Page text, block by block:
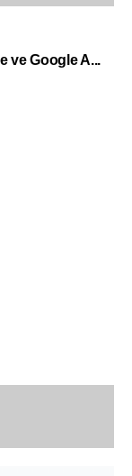
ve Google A...